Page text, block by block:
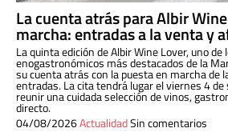
La cuenta atrás para Albir
marcha: entradas a la venta y
La quinta edición de Albir Wine Lover, uno de
enogastronómicos más destacados de la
su cuenta atrás con la puesta en marcha de
entradas. La cita tendrá lugar el viernes 4
reunir una cuidada selección de vinos,
directo.
04/08/2026ActualidadSin comentarios